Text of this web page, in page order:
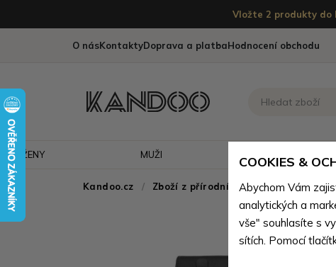
Vložte 2 produkty do
O násKontaktyDoprava a platbaHodnocení obchodu
ŽENY MUŽI
Kandoo.cz Zboží z přírodní pravé kůže >
COOKIES &
Abychom Vám
analytických a
vše" souhlasíte s
sítích. Pomocí